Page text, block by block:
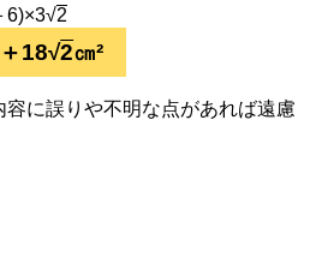
6)×3√2
18√2㎝²
に誤りや不明な点があれば遠慮